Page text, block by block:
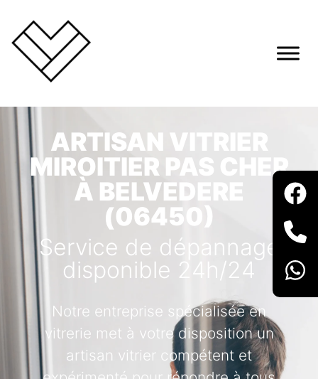
ARTISAN VITRIER
MIROITIER PAS CHER
À BELVEDERE
(06450)
Service de dépannage
disponible 24h/24
Notre entreprise spécialisée en
vitrerie met à votre disposition un
artisan vitrier compétent et